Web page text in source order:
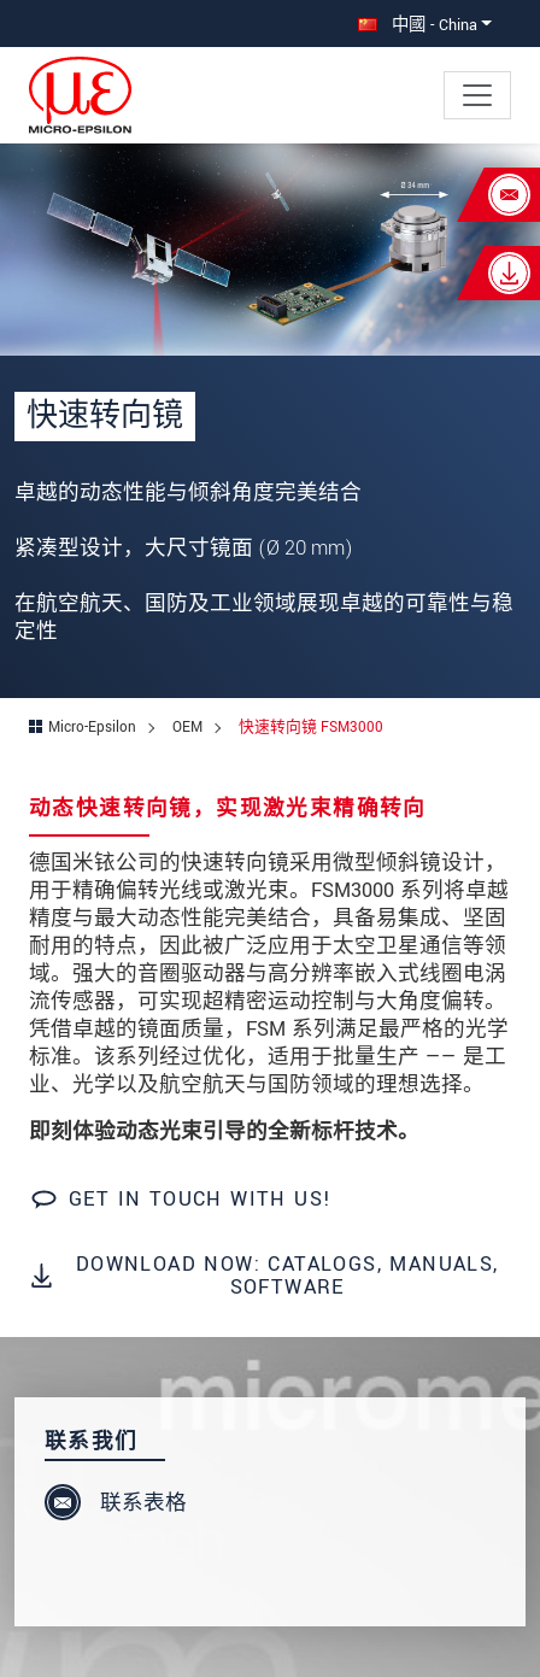
中國 - China
快速转向镜
卓越的动态性能与倾斜角度完美结合
紧凑型设计，大尺寸镜面 (Ø 20 mm)
在航空航天、国防及工业领域展现卓越的可靠性与稳
定性
Micro-Epsilon OEM 快速转向镜 FSM3000
动态快速转向镜，实现激光束精确转向
德国米铱公司的快速转向镜采用微型倾斜镜设计，
用于精确偏转光线或激光束。FSM3000 系列将卓越
精度与最大动态性能完美结合，具备易集成、坚固
耐用的特点，因此被广泛应用于太空卫星通信等领
域。强大的音圈驱动器与高分辨率嵌入式线圈电涡
流传感器，可实现超精密运动控制与大角度偏转。
凭借卓越的镜面质量，FSM 系列满足最严格的光学
标准。该系列经过优化，适用于批量生产 —— 是工
业、光学以及航空航天与国防领域的理想选择。
即刻体验动态光束引导的全新标杆技术。
GET IN TOUCH WITH US!
DOWNLOAD NOW: CATALOGS, MANUALS,
SOFTWARE
联系我们
联系表格
×
Your request for: 快速转向镜
FSM3000
姓*
公司名称 *
街道
邮政编码
国家*
电子邮件*
留言*
* 必填字段
我们将对您的数据保密。请阅读我们的数据隐私
声明。
发送信息